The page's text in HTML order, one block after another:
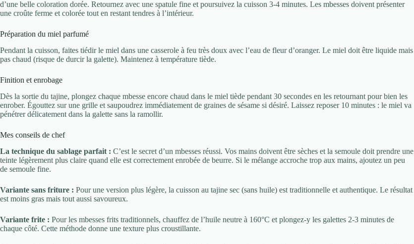
d’une belle coloration dorée. Retournez avec une spatule fine et poursuivez la cuisson 3-4 minutes. Les mbesses doivent présenter
une croûte ferme et colorée tout en restant tendres à l’intérieur.
Préparation du miel parfumé
Pendant la cuisson, faites tiédir le miel dans une casserole à feu très doux avec l’eau de fleur d’oranger. Le miel doit être liquide mais
pas chaud (risque de durcir la galette). Maintenez à température tiède.
Finition et enrobage
Dès la sortie du tajine, plongez chaque mbesse encore chaud dans le miel tiède pendant 30 secondes en les retournant pour bien les
enrober. Égouttez sur une grille et saupoudrez immédiatement de graines de sésame si désiré. Laissez reposer 10 minutes : le miel va
pénétrer délicatement dans la galette sans la ramollir.
Mes conseils de chef
La technique du sablage parfait : C’est le secret d’un mbesses réussi. Vos mains doivent être sèches et la semoule doit prendre une
teinte légèrement plus claire quand elle est correctement enrobée de beurre. Si le mélange accroche trop aux mains, ajoutez un peu
de semoule fine.
Variante sans friture : Pour une version plus légère, la cuisson au tajine sec (sans huile) est traditionnelle et authentique. Le résultat
est moins gras mais tout aussi savoureux.
Variante frite : Pour les mbesses frits traditionnels, chauffez de l’huile neutre à 160°C et plongez-y les galettes 2-3 minutes de
chaque côté. Cette méthode donne une texture plus croustillante.